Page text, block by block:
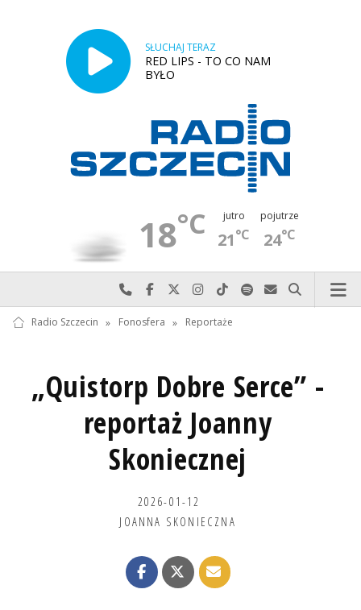
SŁUCHAJ TERAZ
RED LIPS - TO CO NAM
BYŁO
18°C jutro
21°C
pojutrze
24°C
Najlepiej po prostu do nas zadzwoń
Odwiedź nas na Facebook-u
Odwiedź nas na X
Odwiedź nas na Instagram-ie
Odwiedź nas na TikTok-u
Szukaj nas na Spotify
Wyślij do nas
Szukaj
Radio Szczecin » Fonosfera » Reportaże
„Quistorp Dobre Serce” -
reportaż Joanny
Skoniecznej
2026-01-12
JOANNA SKONIECZNA